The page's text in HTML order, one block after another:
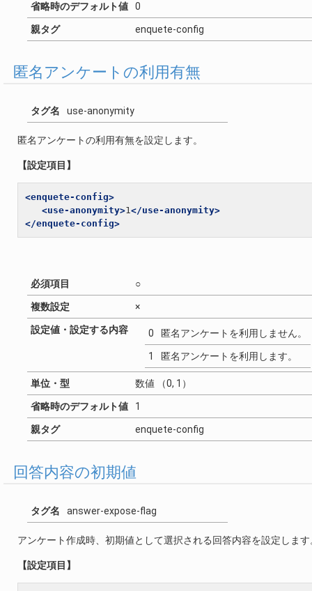
省略時のデフォルト値 0
親タグ enquete-config
匿名アンケートの利用有無
タグ名 use-anonymity
匿名アンケートの利用有無を設定します。
【設定項目】
<enquete-config>
<use-anonymity>1</use-anonymity>
</enquete-config>
必須項目 ○
複数設定 ×
設定値・設定する内容 0 匿名アンケートを利用しません。
1 匿名アンケートを利用します。
単位・型 数値 （0, 1）
省略時のデフォルト値 1
親タグ enquete-config
回答内容の初期値
タグ名 answer-expose-flag
アンケート作成時、初期値として選択される回答内容を設定します
【設定項目】